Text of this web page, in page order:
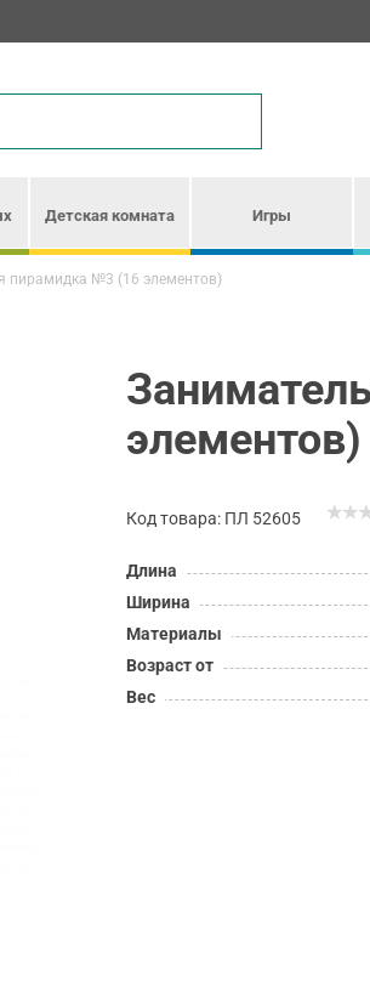
Детская комната Игры
пирамидка №3 (16 элементов)
элементов)
Код товара: ПЛ 52605
Длина
Ширина
Материалы
Возраст от
Вес